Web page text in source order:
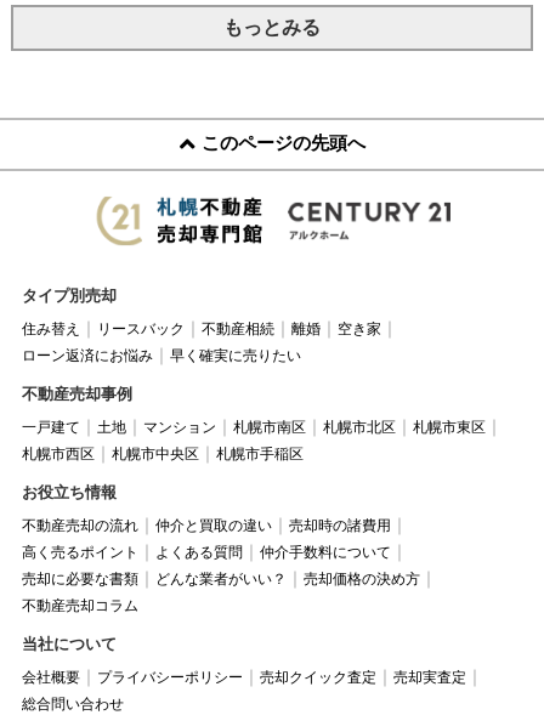
もっとみる
このページの先頭へ
タイプ別売却
住み替え リースバック 不動産相続 離婚
空き家
ローン返済にお悩み
早く確実に売りたい
不動産売却事例
一戸建て 土地 マンション 札幌市南区 札幌市北区
札幌市東区
札幌市西区
札幌市中央区 札幌市手稲区
お役立ち情報
不動産売却の流れ 仲介と買取の違い
売却時の諸費用
高く売るポイント
よくある質問
仲介手数料について
売却に必要な書類
どんな業者がいい？
売却価格の決め方
不動産売却コラム
当社について
会社概要 プライバシーポリシー 売却クイック査定
売却実査定
総合問い合わせ